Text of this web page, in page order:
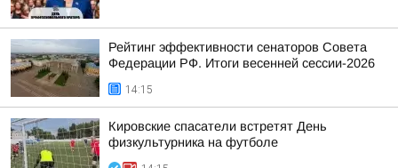
Рейтинг эффективности сенаторов Совета
Федерации РФ. Итоги весенней сессии-2026
14:15
Кировские спасатели встретят День
физкультурника на футболе